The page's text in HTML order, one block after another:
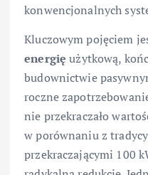
konwencjonalnych
Kluczowym pojęciem
energię użytkową,
budownictwie
roczne
nie przekraczało
w porównaniu z
przekraczającymi 100